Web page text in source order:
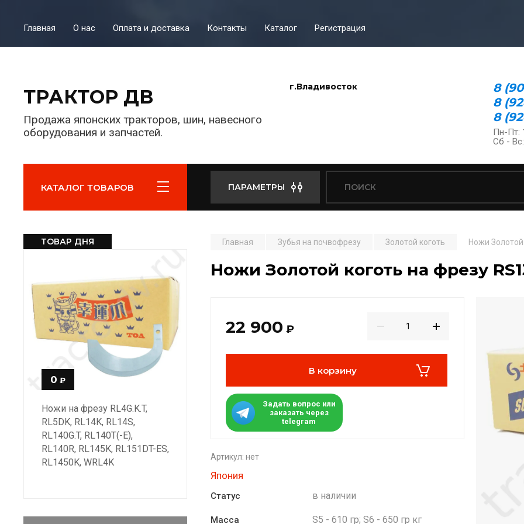
Главная О нас Оплата и доставка Контакты Каталог Регистрация
ТРАКТОР ДВ
Продажа японских тракторов, шин, навесного
оборудования и запчастей.
г.Владивосток
8
8
8
Пн-Пт:
Сб -
КАТАЛОГ ТОВАРОВ ПАРАМЕТРЫ
ТОВАР ДНЯ
0 ₽
Ножи на фрезу RL4G.K.T,
RL5DK, RL14K, RL14S,
RL140G.T, RL140T(-E),
RL140R, RL145K, RL151DT-ES,
RL1450K, WRL4K
Главная Зубья на почвофрезу Золотой коготь Ножи
Ножи Золотой коготь на фрезу
22 900 ₽
В корзину
Задать вопрос или
заказать через
telegram
Артикул: нет
Япония
Статус в наличии
Масса S5 - 610 гр; S6 - 650 гр кг